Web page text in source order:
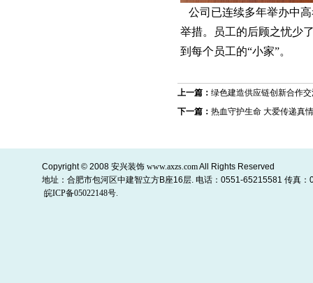
公司已连续多年举办中
举措。员工的后顾之忧少
到每个员工的“小家”。
上一篇： 绿色建造供应链创新合作
下一篇： 热血守护生命 大爱传递真情
Copyright © 2008 安兴装饰 www.axzs.comAll Rights Reserved
地址：合肥市包河区中建智立方B座16层. 电话：0551-65215581 传真
皖ICP备05022148号.